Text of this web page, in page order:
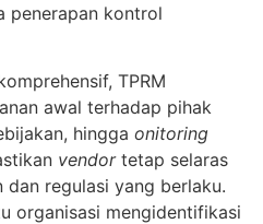
penerapan kontrol
TPRM
awal terhadap pihak
hingga onitoring
vendor tetap selaras
dan regulasi yang berlaku.
organisasi mengidentifikasi